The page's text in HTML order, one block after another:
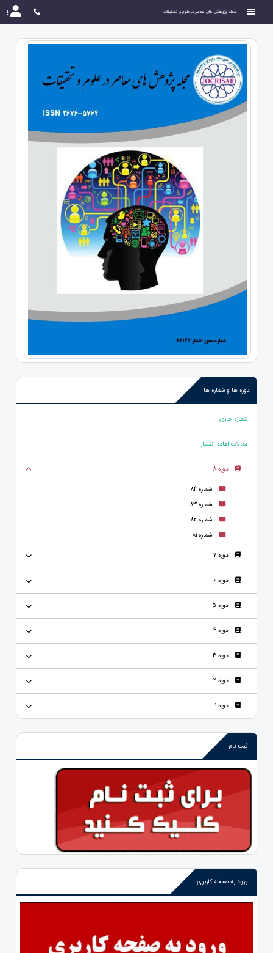
مجله پژوهش های معاصر در علوم و تحقیقات
دوره ها و شماره ها
شماره جاری
مقالات آماده انتشار
دوره 8
شماره 84
شماره 83
شماره 82
شماره 81
دوره 7
دوره 6
دوره 5
دوره 4
دوره 3
دوره 2
دوره 1
ثبت نام
ورود به صفحه کاربری